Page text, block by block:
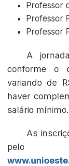
Professor
Professor
Professor
A
conforme o
variando de
haver
salário mínimo.
As